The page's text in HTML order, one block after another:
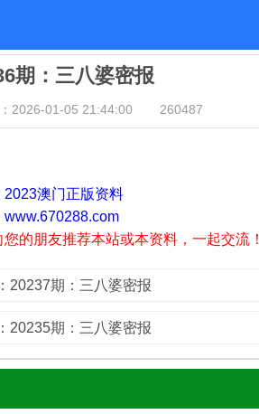
期：三八婆密报
2026-01-05 21:44:00 260487
2023澳门正版资料
www.670288.com
您的朋友推荐本站或本资料，一起交流！
20237期：三八婆密报
20235期：三八婆密报